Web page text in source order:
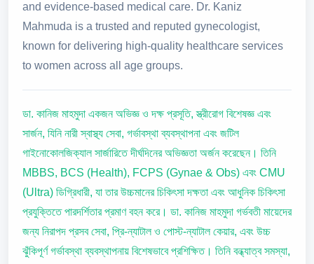
and evidence-based medical care. Dr. Kaniz
Mahmuda is a trusted and reputed gynecologist,
known for delivering high-quality healthcare services
to women across all age groups.
ডা. কানিজ মাহমুদা একজন অভিজ্ঞ ও দক্ষ প্রসূতি, স্ত্রীরোগ বিশেষজ্ঞ এবং
সার্জন, যিনি নারী স্বাস্থ্য সেবা, গর্ভাবস্থা ব্যবস্থাপনা এবং জটিল
গাইনোকোলজিক্যাল সার্জারিতে দীর্ঘদিনের অভিজ্ঞতা অর্জন করেছেন। তিনি
MBBS, BCS (Health), FCPS (Gynae & Obs) এবং CMU
(Ultra) ডিগ্রিধারী, যা তার উচ্চমানের চিকিৎসা দক্ষতা এবং আধুনিক চিকিৎসা
প্রযুক্তিতে পারদর্শিতার প্রমাণ বহন করে। ডা. কানিজ মাহমুদা গর্ভবতী মায়েদের
জন্য নিরাপদ প্রসব সেবা, প্রি-ন্যাটাল ও পোস্ট-ন্যাটাল কেয়ার, এবং উচ্চ
ঝুঁকিপূর্ণ গর্ভাবস্থা ব্যবস্থাপনায় বিশেষভাবে প্রশিক্ষিত। তিনি বন্ধ্যাত্ব সমস্যা,